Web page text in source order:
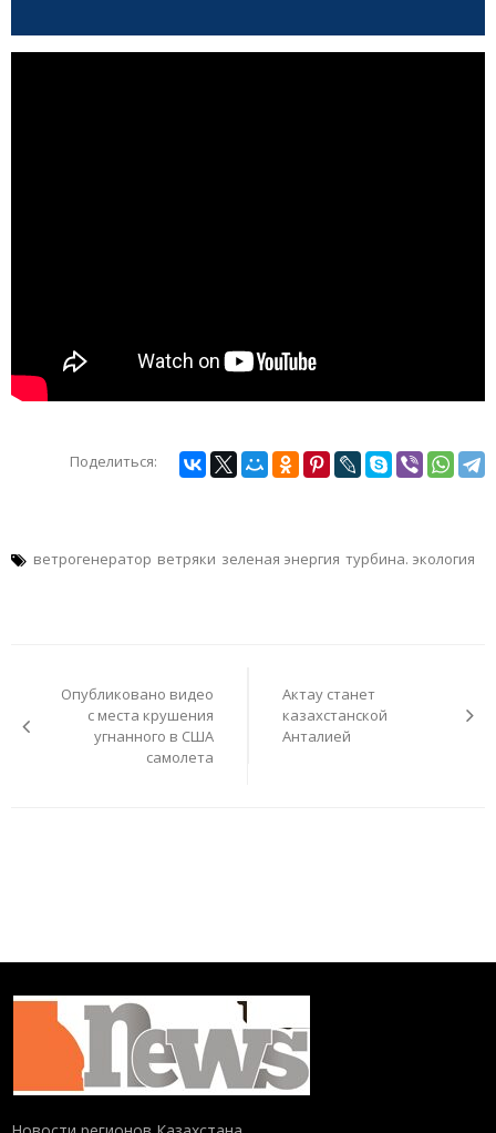
Поделиться:
ветрогенератор ветряки зеленая энергия турбина. экология
записямОпубликовано видео
с места крушения
угнанного в США
самолета
Актау станет
казахстанской
Анталией